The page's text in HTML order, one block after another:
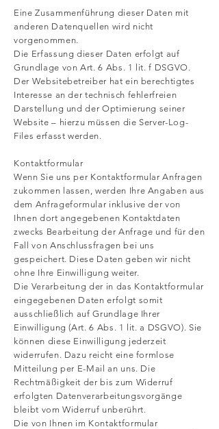
Eine Zusammenführung dieser Daten mit
anderen Datenquellen wird nicht
vorgenommen.
Die Erfassung dieser Daten erfolgt auf
Grundlage von Art. 6 Abs. 1 lit. f DSGVO.
Der Websitebetreiber hat ein berechtigtes
Interesse an der technisch fehlerfreien
Darstellung und der Optimierung seiner
Website – hierzu müssen die Server-Log-
Files erfasst werden.
Kontaktformular
Wenn Sie uns per Kontaktformular Anfragen
zukommen lassen, werden Ihre Angaben aus
dem Anfrageformular inklusive der von
Ihnen dort angegebenen Kontaktdaten
zwecks Bearbeitung der Anfrage und für den
Fall von Anschlussfragen bei uns
gespeichert. Diese Daten geben wir nicht
ohne Ihre Einwilligung weiter.
Die Verarbeitung der in das Kontaktformular
eingegebenen Daten erfolgt somit
ausschließlich auf Grundlage Ihrer
Einwilligung (Art. 6 Abs. 1 lit. a DSGVO). Sie
können diese Einwilligung jederzeit
widerrufen. Dazu reicht eine formlose
Mitteilung per E-Mail an uns. Die
Rechtmäßigkeit der bis zum Widerruf
erfolgten Datenverarbeitungsvorgänge
bleibt vom Widerruf unberührt.
Die von Ihnen im Kontaktformular